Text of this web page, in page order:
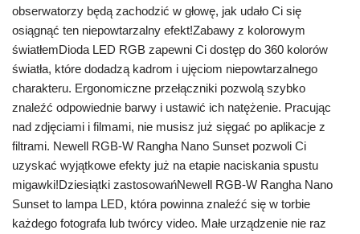
obserwatorzy będą zachodzić w głowę, jak udało Ci się
osiągnąć ten niepowtarzalny efekt!Zabawy z kolorowym
światłemDioda LED RGB zapewni Ci dostęp do 360 kolorów
światła, które dodadzą kadrom i ujęciom niepowtarzalnego
charakteru. Ergonomiczne przełączniki pozwolą szybko
znaleźć odpowiednie barwy i ustawić ich natężenie. Pracując
nad zdjęciami i filmami, nie musisz już sięgać po aplikacje z
filtrami. Newell RGB-W Rangha Nano Sunset pozwoli Ci
uzyskać wyjątkowe efekty już na etapie naciskania spustu
migawki!Dziesiątki zastosowańNewell RGB-W Rangha Nano
Sunset to lampa LED, która powinna znaleźć się w torbie
każdego fotografa lub twórcy video. Małe urządzenie nie raz